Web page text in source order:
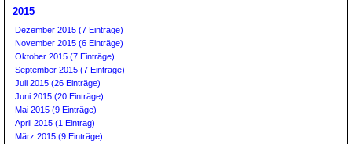
2015
Dezember 2015 (7 Einträge)
November 2015 (6 Einträge)
Oktober 2015 (7 Einträge)
September 2015 (7 Einträge)
Juli 2015 (26 Einträge)
Juni 2015 (20 Einträge)
Mai 2015 (9 Einträge)
April 2015 (1 Eintrag)
März 2015 (9 Einträge)